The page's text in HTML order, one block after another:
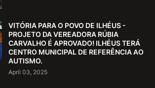
VITÓRIA PARA O POVO DE ILHÉUS -
PROJETO DA VEREADORA RÚBIA
CARVALHO É APROVADO! ILHÉUS TERÁ
CENTRO MUNICIPAL DE REFERÊNCIA AO
AUTISMO.
April 03, 2025